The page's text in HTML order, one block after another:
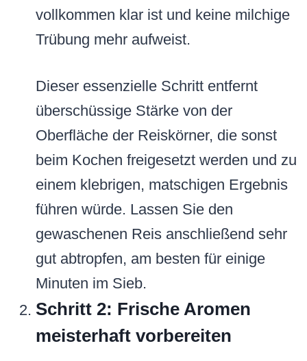
vollkommen klar ist und keine milchige
Trübung mehr aufweist.
Dieser essenzielle Schritt entfernt
überschüssige Stärke von der
Oberfläche der Reiskörner, die sonst
beim Kochen freigesetzt werden und zu
einem klebrigen, matschigen Ergebnis
führen würde. Lassen Sie den
gewaschenen Reis anschließend sehr
gut abtropfen, am besten für einige
Minuten im Sieb.
Schritt 2: Frische Aromen
meisterhaft vorbereiten